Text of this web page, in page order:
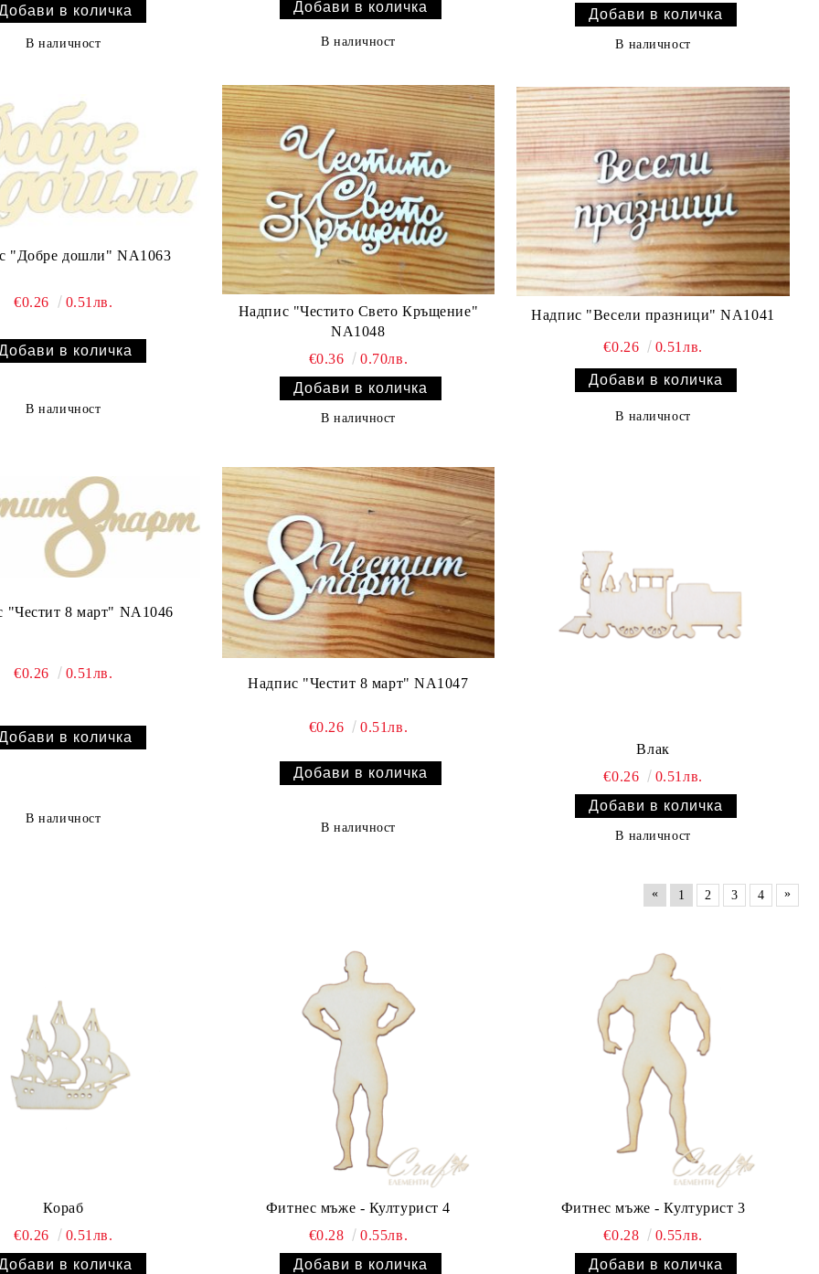
В наличност В наличност В наличност
Надпис "Добре дошли" NA1063
€0.26 0.51лв.
В наличност
Надпис "Честито Свето Кръщение"
NA1048
€0.36
0.70лв.
В наличност
Надпис "Весели празници" NA1041
€0.26 0.51лв.
В наличност
Надпис "Честит 8 март" NA1046
€0.26 0.51лв.
В наличност
Надпис "Честит 8 март" NA1047
€0.26 0.51лв.
В наличност
Влак
€0.26
0.51лв.
В наличност
« 1 2 3 4 »
Кораб
€0.26
0.51лв.
Фитнес мъже - Културист 4
€0.28
0.55лв.
Фитнес мъже - Културист 3
€0.28
0.55лв.